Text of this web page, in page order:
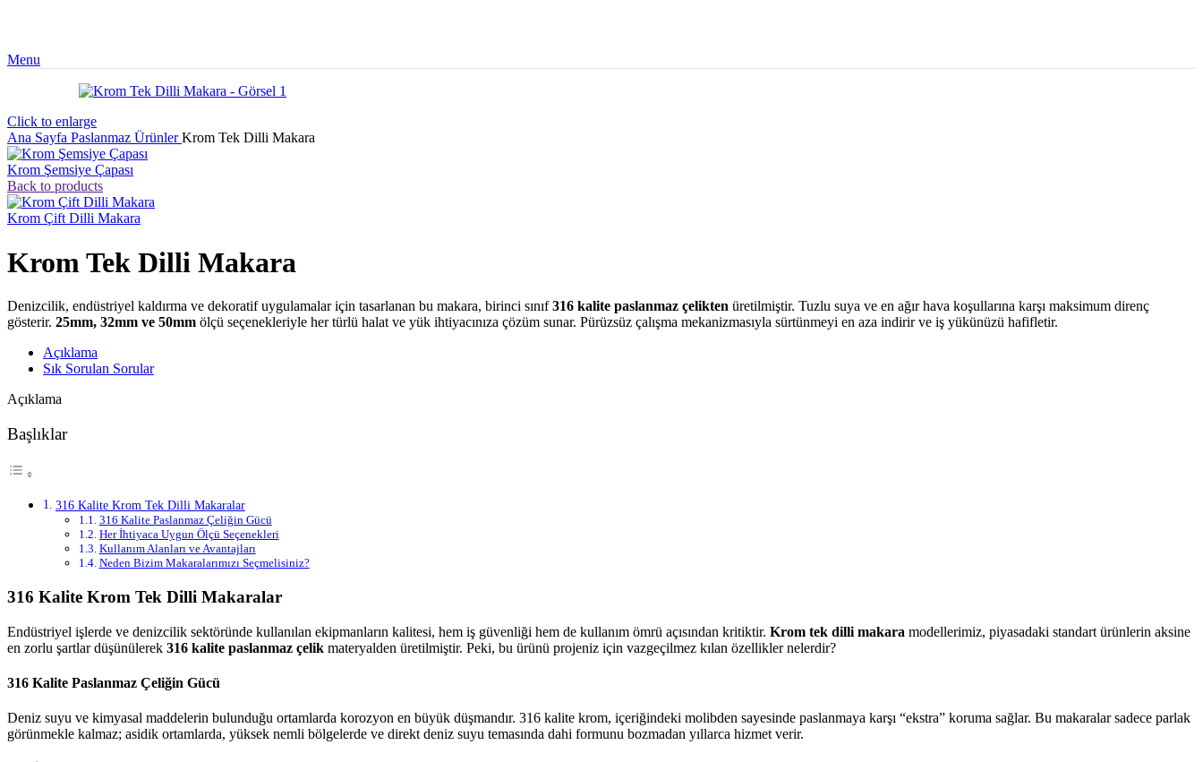
Menu
Click to enlarge
Ana Sayfa Paslanmaz ÜrünlerKrom Tek Dilli Makara
Krom Şemsiye Çapası
Back to products
Krom Çift Dilli Makara
Krom Tek Dilli Makara
Denizcilik, endüstriyel kaldırma ve dekoratif uygulamalar için tasarlanan bu makara, birinci sınıf316 kalite paslanmaz çelikten üretilmiştir. Tuzlu suya ve en ağır hava koşullarına karşı maksimum direnç
gösterir. 25mm, 32mm ve 50mm ölçü seçenekleriyle her türlü halat ve yük ihtiyacınıza çözüm sunar. Pürüzsüz çalışma mekanizmasıyla sürtünmeyi en aza indirir ve iş yükünüzü hafifletir.
Açıklama
Sık Sorulan Sorular
Açıklama
Başlıklar
316 Kalite Krom Tek Dilli Makaralar
316 Kalite Paslanmaz Çeliğin Gücü
Her İhtiyaca Uygun Ölçü Seçenekleri
Kullanım Alanları ve Avantajları
Neden Bizim Makaralarımızı Seçmelisiniz?
316 Kalite Krom Tek Dilli Makaralar
Endüstriyel işlerde ve denizcilik sektöründe kullanılan ekipmanların kalitesi, hem iş güvenliği hem de kullanım ömrü açısından kritiktir. Krom tek dilli makara modellerimiz, piyasadaki standart ürünlerin aksine
en zorlu şartlar düşünülerek 316 kalite paslanmaz çelik materyalden üretilmiştir. Peki, bu ürünü projeniz için vazgeçilmez kılan özellikler nelerdir?
316 Kalite Paslanmaz Çeliğin Gücü
Deniz suyu ve kimyasal maddelerin bulunduğu ortamlarda korozyon en büyük düşmandır. 316 kalite krom, içeriğindeki molibden sayesinde paslanmaya karşı “ekstra” koruma sağlar. Bu makaralar sadece parlak
görünmekle kalmaz; asidik ortamlarda, yüksek nemli bölgelerde ve direkt deniz suyu temasında dahi formunu bozmadan yıllarca hizmet verir.